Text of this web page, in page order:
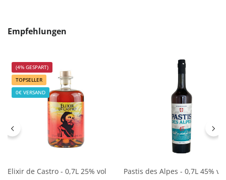
Produktgalerie überspringen
Empfehlungen
(4% GESPART)
TOPSELLER
0€ VERSAND
Elixir de Castro - 0,7L 25% vol Pastis des Alpes - 0,7L 45% vol